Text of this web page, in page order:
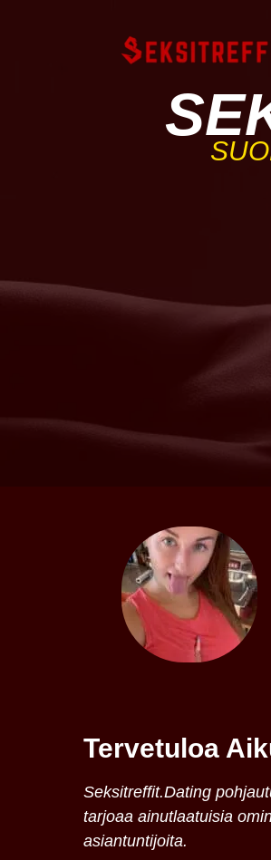
Tervetuloa
Seksitreffit.Dating
tarjoaa ainutlaatuisia
asiantuntijoita.